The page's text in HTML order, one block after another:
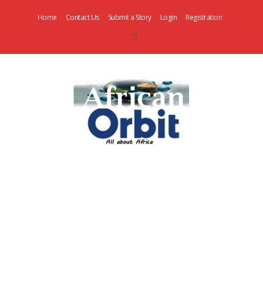
Home Contact Us Submit a Story Login Registration